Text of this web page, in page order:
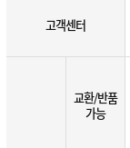
고객센터
교환/반품
가능